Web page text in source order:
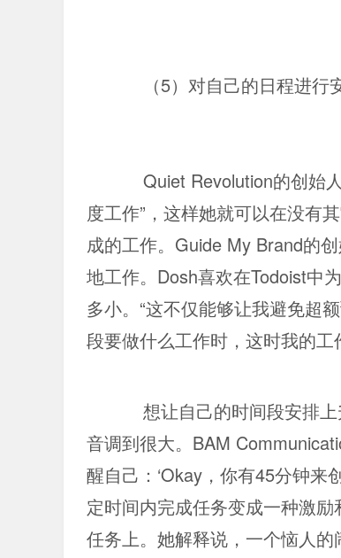
（5）对自己的日程进行
Quiet Revolution的创始
度工作”，这样她就可以在没有
成的工作。Guide My Brand的
地工作。Dosh喜欢在Todoist中
多小。“这不仅能够让我避免超
段要做什么工作时，这时我的工
想让自己的时间段安排
音调到很大。BAM
醒自己：‘Okay，你有45分钟来
定时间内完成任务变成一种激
任务上。她解释说，一个恼人